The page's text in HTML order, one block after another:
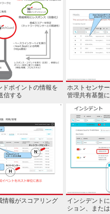
ポイントの情報を
信する
ホストセンサ
管理共有基盤
情報がスコアリング
インシデント
ション、また